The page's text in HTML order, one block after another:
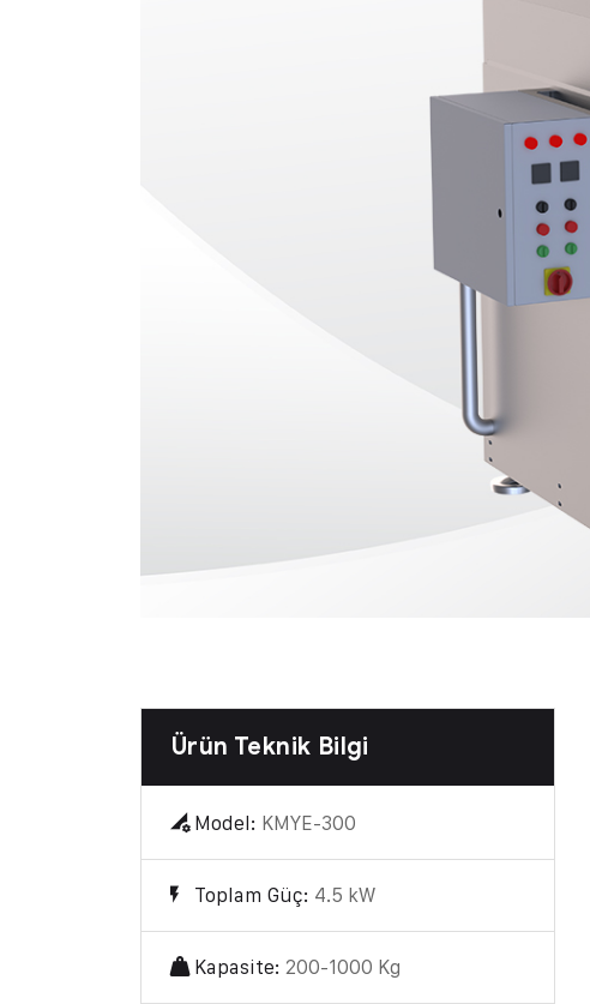
Ürün Teknik Bilgi
Model: KMYE-300
Toplam Güç: 4.5 kW
Kapasite: 200-1000 Kg